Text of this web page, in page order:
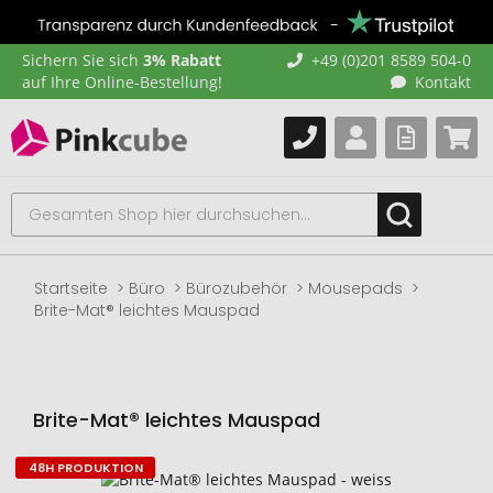
Sichern Sie sich 3% Rabatt
auf Ihre Online-Bestellung!
+49 (0)201 8589 504-0
Kontakt
Startseite Büro Bürozubehör
Mousepads
Brite-Mat® leichtes Mauspad
Brite-Mat® leichtes Mauspad
Zum
48H PRODUKTION